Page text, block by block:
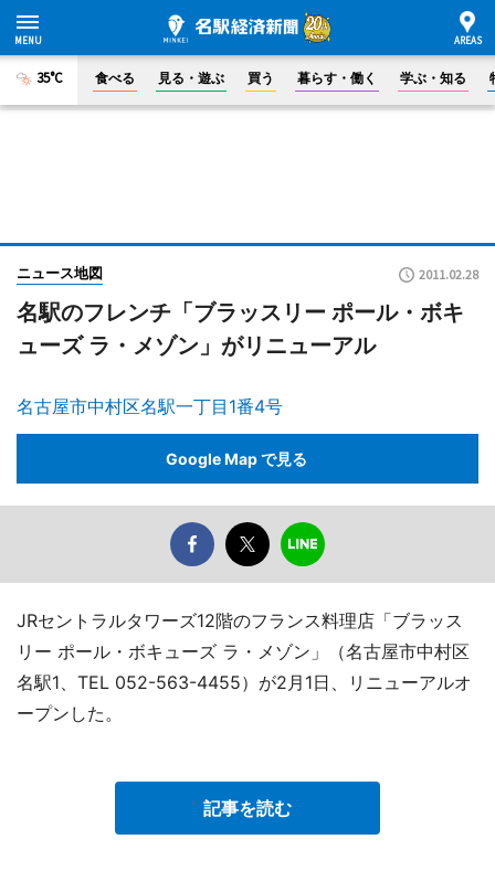
35°C 食べる 見る・遊ぶ 買う 暮らす・働く 学ぶ・知る
ニュース地図 2011.02.28
名駅のフレンチ「ブラッスリー ポール・ボキ
ューズ ラ・メゾン」がリニューアル
名古屋市中村区名駅一丁目1番4号
Google Map で見る
JRセントラルタワーズ12階のフランス料理店「ブラッス
リー ポール・ボキューズ ラ・メゾン」（名古屋市中村区
名駅1、TEL 052-563-4455）が2月1日、リニューアルオ
ープンした。
記事を読む